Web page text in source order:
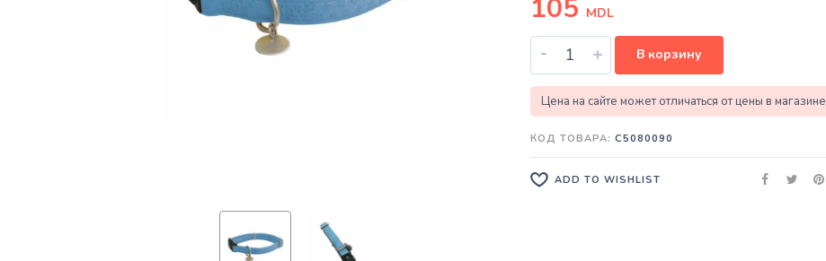
105 MDL
- + В корзину
Цена на сайте может отличаться от цены в магазине
КОД ТОВАРА: C5080090
ADD TO WISHLIST